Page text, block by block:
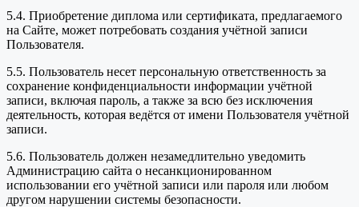
5.4. Приобретение диплома или сертификата, предлагаемого
на Сайте, может потребовать создания учётной записи
Пользователя.
5.5. Пользователь несет персональную ответственность за
сохранение конфиденциальности информации учётной
записи, включая пароль, а также за всю без исключения
деятельность, которая ведётся от имени Пользователя учётной
записи.
5.6. Пользователь должен незамедлительно уведомить
Администрацию сайта о несанкционированном
использовании его учётной записи или пароля или любом
другом нарушении системы безопасности.